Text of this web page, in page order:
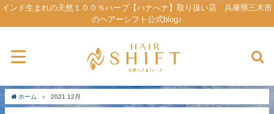
インド生まれの天然１００％ハーブ【ハナへナ】取り扱い店 兵庫県三木市
のヘアーシフト公式blog♪
ホーム 2021 12月